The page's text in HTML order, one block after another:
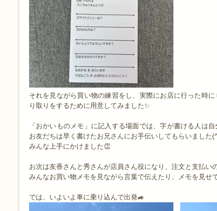
それを見ながら買い物の練習をし、実際にお店に行った時
り取りをするために用意してみました✨
「おかいものメモ」に記入する場面では、字が書ける人は
お友だちは早く書けたお兄さんにお手伝いしてもらいました
みんな上手にかけました👏
お次は友香さんと秀さんが店員さん役になり、注文と支払い
みんなお買い物メモを見ながら言葉で伝えたり、メモを見せ
では、いよいよ車に乗り込んで出発🚙